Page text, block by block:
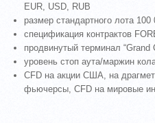
EUR, USD, RUB
размер стандартного лота
спецификация контрактов
продвинутый терминал “Grand
уровень стоп аута/маржин
CFD на акции США, на
фьючерсы, CFD на мировые